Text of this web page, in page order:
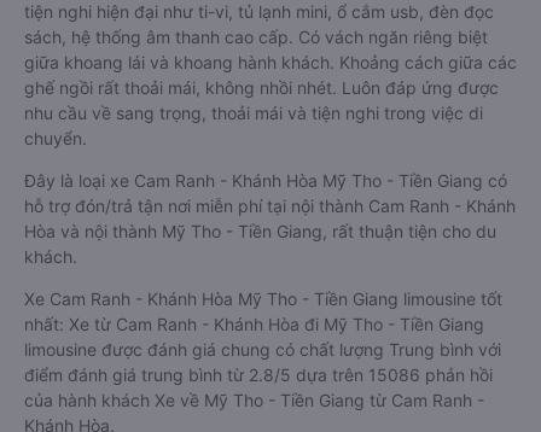
tiện nghi hiện đại như ti-vi, tủ lạnh mini, ổ cắm usb, đèn đọc
sách, hệ thống âm thanh cao cấp. Có vách ngăn riêng biệt
giữa khoang lái và khoang hành khách. Khoảng cách giữa các
ghế ngồi rất thoải mái, không nhồi nhét. Luôn đáp ứng được
nhu cầu về sang trọng, thoải mái và tiện nghi trong việc di
chuyển.
Đây là loại xe Cam Ranh - Khánh Hòa Mỹ Tho - Tiền Giang có
hỗ trợ đón/trả tận nơi miễn phí tại nội thành Cam Ranh - Khánh
Hòa và nội thành Mỹ Tho - Tiền Giang, rất thuận tiện cho du
khách.
Xe Cam Ranh - Khánh Hòa Mỹ Tho - Tiền Giang limousine tốt
nhất: Xe từ Cam Ranh - Khánh Hòa đi Mỹ Tho - Tiền Giang
limousine được đánh giá chung có chất lượng Trung bình với
điểm đánh giá trung bình từ 2.8/5 dựa trên 15086 phản hồi
của hành khách Xe về Mỹ Tho - Tiền Giang từ Cam Ranh -
Khánh Hòa.